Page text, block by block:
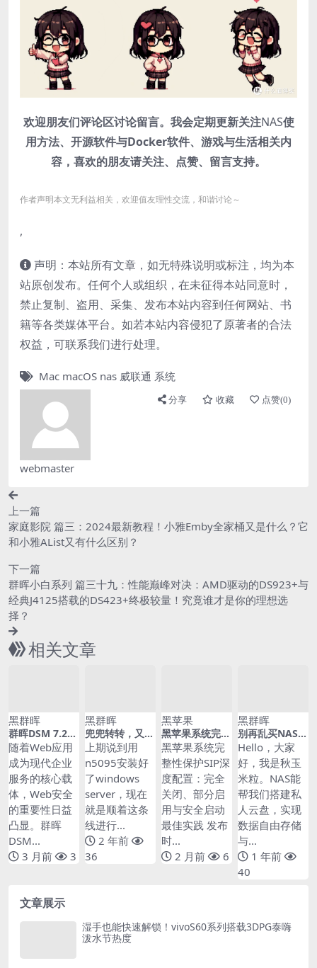
欢迎朋友们评论区讨论留言。我会定期更新关注NAS使
用方法、开源软件与Docker软件、游戏与生活相关内
容，喜欢的朋友请关注、点赞、留言支持。
作者声明本文无利益相关，欢迎值友理性交流，和谐讨论～
,
声明：本站所有文章，如无特殊说明或标注，均为本
站原创发布。任何个人或组织，在未征得本站同意时，
禁止复制、盗用、采集、发布本站内容到任何网站、书
籍等各类媒体平台。如若本站内容侵犯了原著者的合法
权益，可联系我们进行处理。
Mac macOS nas 威联通 系统
webmaster
分享 收藏 点赞(0)
上一篇
家庭影院 篇三：2024最新教程！小雅Emby全家桶又是什么？它
和小雅AList又有什么区别？
下一篇
群晖小白系列 篇三十九：性能巅峰对决：AMD驱动的DS923+与
经典J4125搭载的DS423+终极较量！究竟谁才是你的理想选
择？
相关文章
黑群晖
群晖DSM 7.2容
器化部署开源W
eb应用防火墙
与DDoS防护系
统：从ModSec
urity到Cloudfl
are Tunnel的企
业级安全方案
随着Web应用
成为现代企业
服务的核心载
体，Web安全
的重要性日益
凸显。群晖
DSM...
3 月前
3
黑群晖
兜兜转转，又用
回了windows
server了，第二
步，配置角色
上期说到用
n5095安装好
了windows
server，现在
就是顺着这条
线进行...
2 年前
36
黑苹果
黑苹果系统完整
性保护SIP深度
配置：完全关
闭、部分启用与
安全启动最佳实
践
黑苹果系统完
整性保护SIP深
度配置：完全
关闭、部分启
用与安全启动
最佳实践 发布
时...
2 月前
6
黑群晖
别再乱买NAS
了！保姆级攻略
带你避坑
Hello，大家
好，我是秋玉
米粒。NAS能
帮我们搭建私
人云盘，实现
数据自由存储
与...
1 年前
40
文章展示
湿手也能快速解锁！vivoS60系列搭载3DPG泰嗨
泼水节热度